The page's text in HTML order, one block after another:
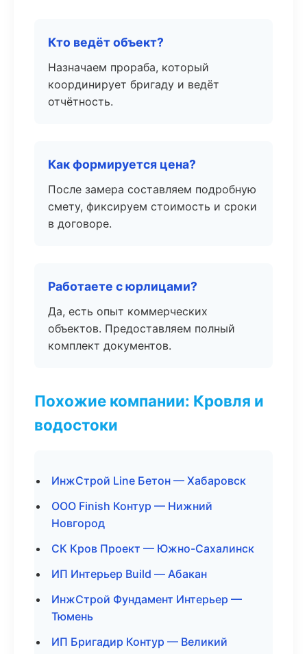
Кто ведёт объект?
Назначаем прораба, который
координирует бригаду и ведёт
отчётность.
Как формируется цена?
После замера составляем подробную
смету, фиксируем стоимость и сроки
в договоре.
Работаете с юрлицами?
Да, есть опыт коммерческих
объектов. Предоставляем полный
комплект документов.
Похожие компании: Кровля и
водостоки
ИнжСтрой Line Бетон — Хабаровск
ООО Finish Контур — Нижний
Новгород
СК Кров Проект — Южно-Сахалинск
ИП Интерьер Build — Абакан
ИнжСтрой Фундамент Интерьер —
Тюмень
ИП Бригадир Контур — Великий